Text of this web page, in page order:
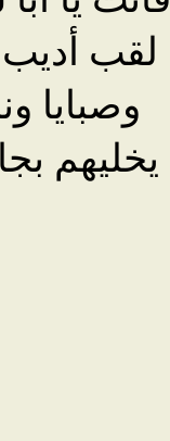
لقب أديب
وصبايا
يخليهم